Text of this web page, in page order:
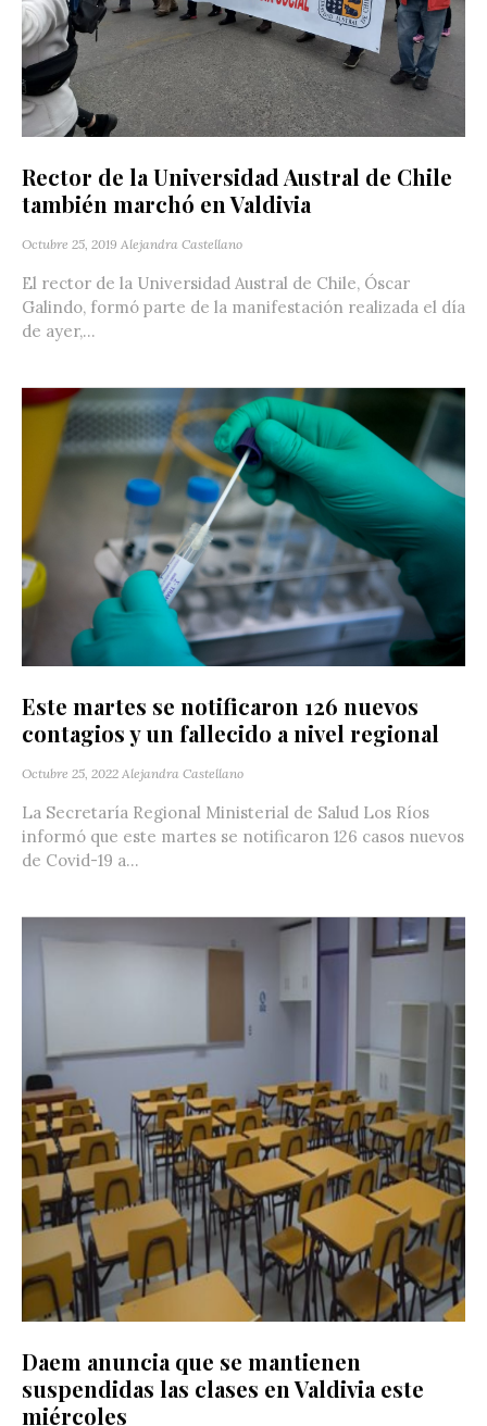
Rector de la Universidad Austral de Chile
también marchó en Valdivia
Octubre 25, 2019 Alejandra Castellano
El rector de la Universidad Austral de Chile, Óscar
Galindo, formó parte de la manifestación realizada el día
de ayer,...
Este martes se notificaron 126 nuevos
contagios y un fallecido a nivel regional
Octubre 25, 2022 Alejandra Castellano
La Secretaría Regional Ministerial de Salud Los Ríos
informó que este martes se notificaron 126 casos nuevos
de Covid-19 a...
Daem anuncia que se mantienen
suspendidas las clases en Valdivia este
miércoles